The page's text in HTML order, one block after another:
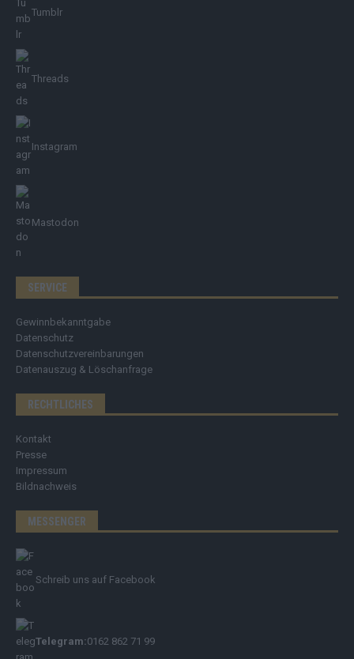
Tumblr
Threads
Instagram
Mastodon
SERVICE
Gewinnbekanntgabe
Datenschutz
Datenschutzvereinbarungen
Datenauszug & Löschanfrage
RECHTLICHES
Kontakt
Presse
Impressum
Bildnachweis
MESSENGER
Schreib uns auf Facebook
Telegram:0162 862 71 99